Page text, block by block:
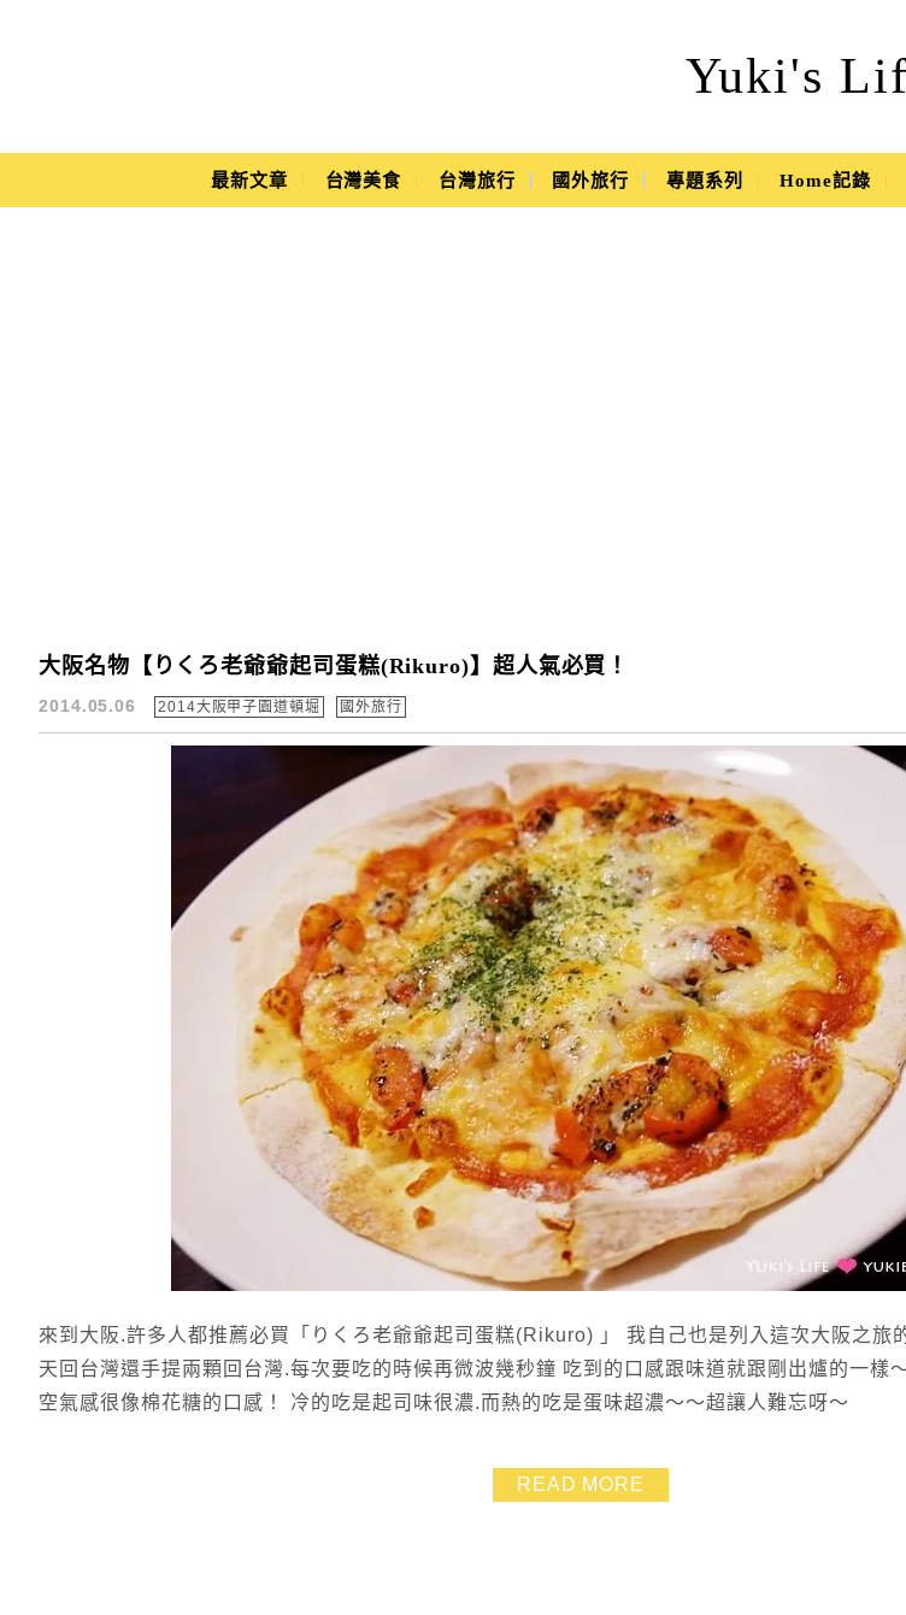
Yuki's
Yuki's Life
Main Menu
最新文章 台灣美食 台灣旅行 國外旅行 專題系列 Home記錄
大阪名物【りくろ老爺爺起司蛋糕(Rikuro)】超人氣必買！
2014.05.06 2014大阪甲子園道頓堀 國外旅行
來到大阪.許多人都推薦必買「りくろ老爺爺起司蛋糕(Rikuro) 」 我自己也是列入這次大阪之旅
天回台灣還手提兩顆回台灣.每次要吃的時候再微波幾秒鐘 吃到的口感跟味道就跟剛出爐的一樣
空氣感很像棉花糖的口感！ 冷的吃是起司味很濃.而熱的吃是蛋味超濃～～超讓人難忘呀～
READ MORE